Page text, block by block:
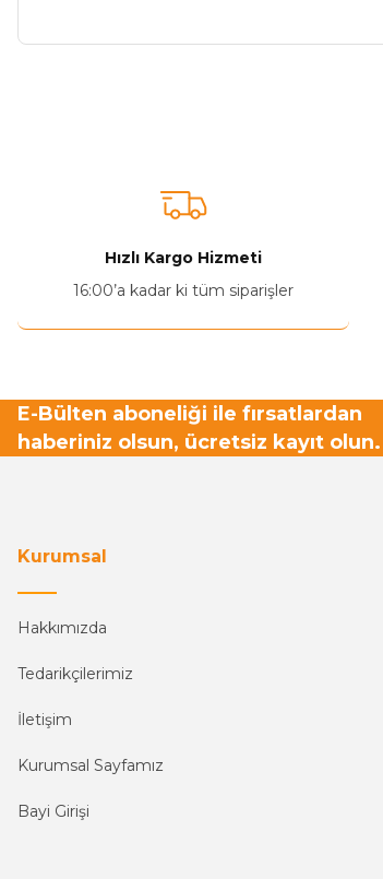
Ürün açıklamasında eksik bilgiler bulunuyor.
Hızlı Kargo Hizmeti
16:00’a kadar ki tüm siparişler
E-Bülten aboneliği ile fırsatlardan
haberiniz olsun, ücretsiz kayıt olun.
Kurumsal
Hakkımızda
Tedarikçilerimiz
İletişim
Kurumsal Sayfamız
Bayi Girişi